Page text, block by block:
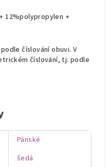
12%polypropylen +
číslování obuvi. V
číslování, tj. podle
Pánské
šedá